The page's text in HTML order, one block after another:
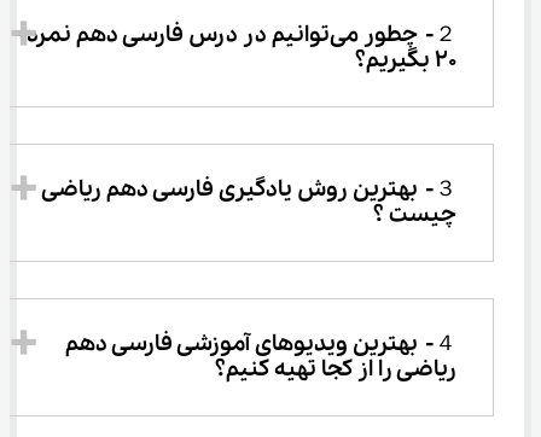
２-	چطور می‌توانیم در درس فارسی دهم نمره
۲۰ بگیریم؟
３-	بهترین روش یادگیری فارسی دهم ریاضی
چیست ؟
４-	بهترین ویدیوهای آموزشی فارسی دهم
ریاضی را از کجا تهیه کنیم؟